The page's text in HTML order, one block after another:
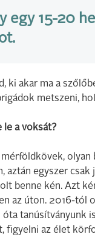
egy 15-20
ki akar ma a
metszeni,
a voksát?
aztán egyszer
benne kén. Azt
az úton. 2016-
tanúsítványunk
figyelni az élet